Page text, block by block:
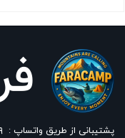
پشتیبانی از طریق واتساپ :